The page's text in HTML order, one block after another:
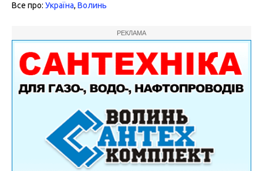
Все про: Україна, Волинь
РЕКЛАМА